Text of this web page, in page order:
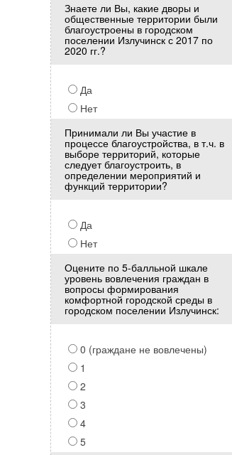
Знаете ли Вы, какие дворы и
общественные территории были
благоустроены в городском
поселении Излучинск с 2017 по
2020 гг.?
Да
Нет
Принимали ли Вы участие в
процессе благоустройства, в т.ч. в
выборе территорий, которые
следует благоустроить, в
определении мероприятий и
функций территории?
Да
Нет
Оцените по 5-балльной шкале
уровень вовлечения граждан в
вопросы формирования
комфортной городской среды в
городском поселении Излучинск:
0 (граждане не вовлечены)
1
2
3
4
5